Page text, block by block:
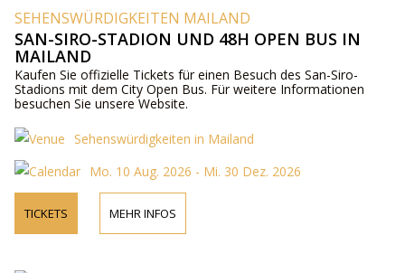
SEHENSWÜRDIGKEITEN MAILAND
SAN-SIRO-STADION UND 48H OPEN BUS IN
MAILAND
Kaufen Sie offizielle Tickets für einen Besuch des San-Siro-
Stadions mit dem City Open Bus. Für weitere Informationen
besuchen Sie unsere Website.
Sehenswürdigkeiten in Mailand
Mo. 10 Aug. 2026 - Mi. 30 Dez. 2026
TICKETS MEHR INFOS